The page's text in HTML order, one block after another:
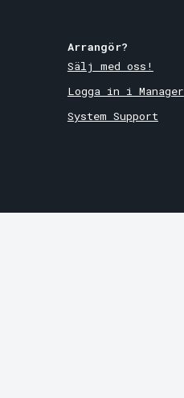
Arrangör?
Sälj med oss!
Logga in i Manager
System Support